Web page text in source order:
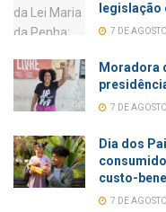
legislação
7 DE
Moradora
7 DE
Dia dos
custo-
7 DE